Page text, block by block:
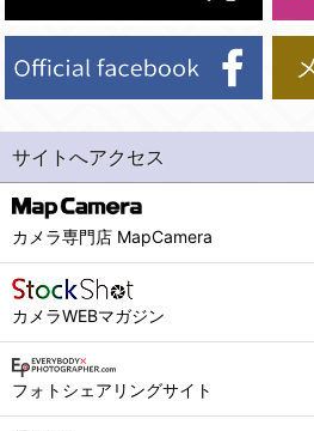
サイトへアクセス
カメラ専門店 MapCamera
カメラWEBマガジン
フォトシェアリングサイト